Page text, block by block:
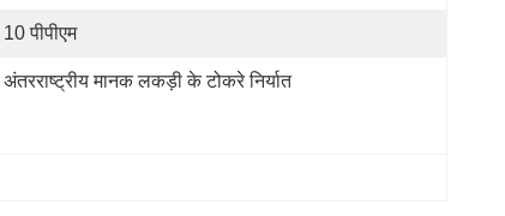
10 पीपीएम
अंतरराष्ट्रीय मानक लकड़ी के टोकरे निर्यात